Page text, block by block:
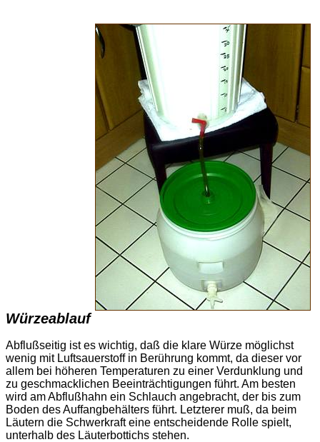
Würzeablauf
Abflußseitig ist es wichtig, daß die klare Würze möglichst
wenig mit Luftsauerstoff in Berührung kommt, da dieser vor
allem bei höheren Temperaturen zu einer Verdunklung und
zu geschmacklichen Beeinträchtigungen führt. Am besten
wird am Abflußhahn ein Schlauch angebracht, der bis zum
Boden des Auffangbehälters führt. Letzterer muß, da beim
Läutern die Schwerkraft eine entscheidende Rolle spielt,
unterhalb des Läuterbottichs stehen.